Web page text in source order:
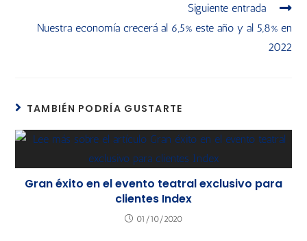
Siguiente entrada
Nuestra economía crecerá al 6,5% este año y al 5,8% en
2022
TAMBIÉN PODRÍA GUSTARTE
Gran éxito en el evento teatral exclusivo para
clientes Index
01/10/2020